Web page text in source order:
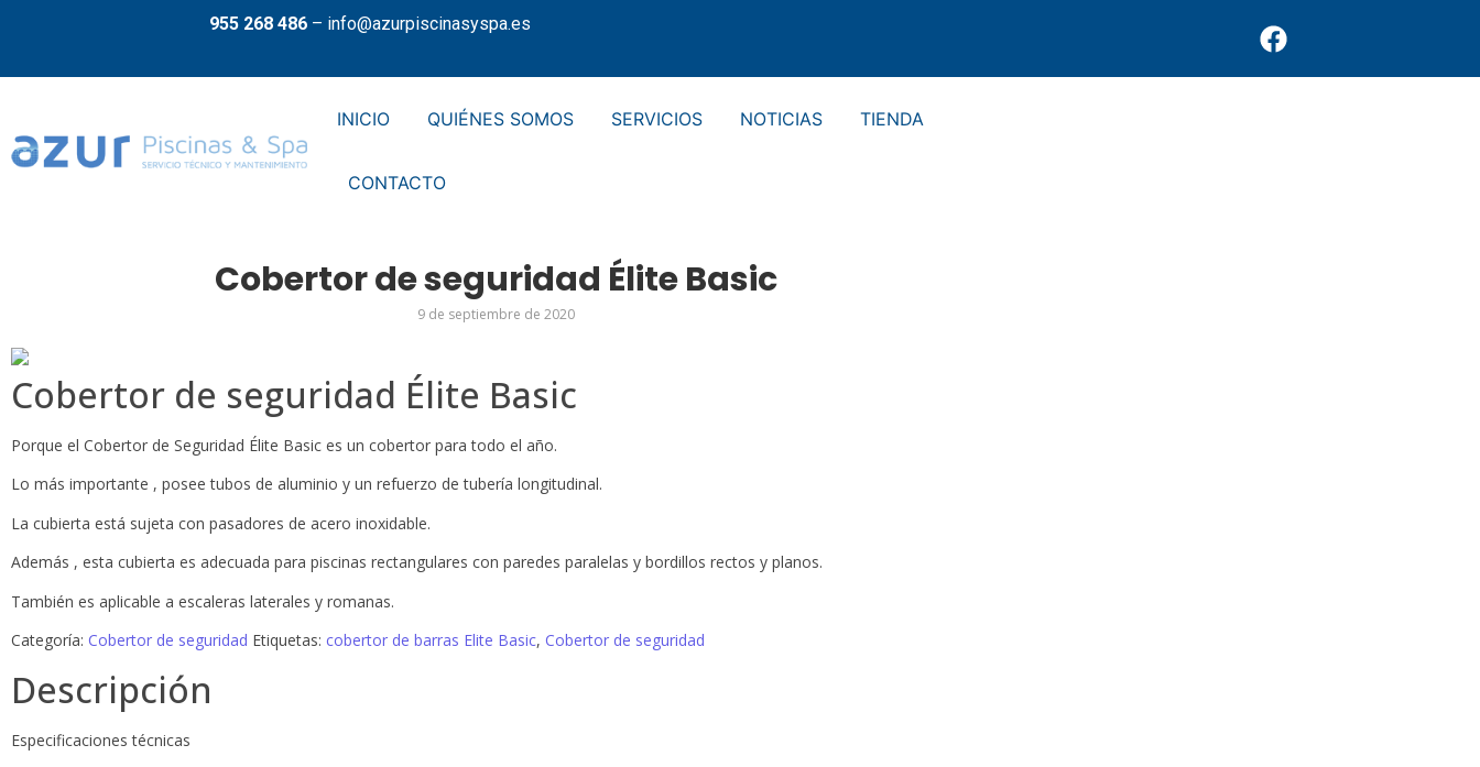
955 268 486 – info@azurpiscinasyspa.es
INICIO QUIÉNES SOMOS SERVICIOS NOTICIAS TIENDA
CONTACTO
Cobertor de seguridad Élite Basic
9 de septiembre de 2020
Cobertor de seguridad Élite Basic
Porque el Cobertor de Seguridad Élite Basic es un cobertor para todo el año.
Lo más importante , posee tubos de aluminio y un refuerzo de tubería longitudinal.
La cubierta está sujeta con pasadores de acero inoxidable.
Además , esta cubierta es adecuada para piscinas rectangulares con paredes paralelas y bordillos rectos y planos.
También es aplicable a escaleras laterales y romanas.
Categoría: Cobertor de seguridad Etiquetas: cobertor de barras Elite Basic, Cobertor de seguridad
Descripción
Especificaciones técnicas